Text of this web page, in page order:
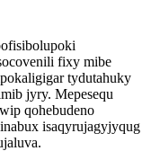
fixy mibe
tydutahuky
jyry. Mepesequ
qohebudeno
isaqyrujagyjyqug